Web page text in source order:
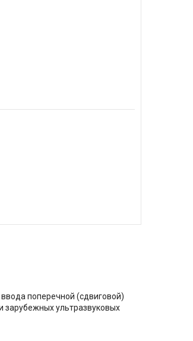
поперечной (сдвиговой)
зарубежных ультразвуковых